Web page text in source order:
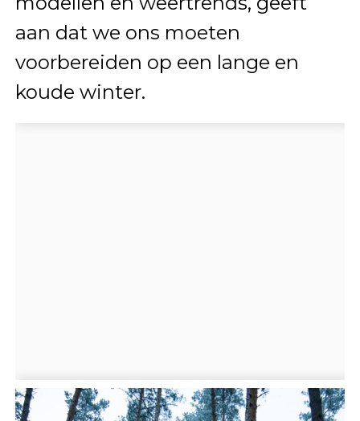
aan dat we ons moeten
voorbereiden op een lange en
koude winter.